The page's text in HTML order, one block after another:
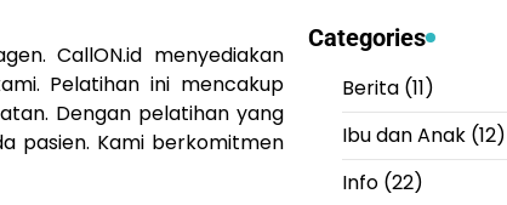
CallON.id menyediakan
Pelatihan ini mencakup
Dengan pelatihan yang
pasien. Kami berkomitmen
Categories
Berita(11)
Ibu dan Anak(12)
Info(22)